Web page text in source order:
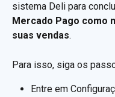
sistema Deli para
Mercado Pago como
suas vendas.
Para isso, siga os
Entre em